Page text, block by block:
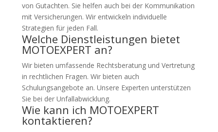
von Gutachten. Sie helfen auch bei der Kommunikation
mit Versicherungen. Wir entwickeln individuelle
Strategien für jeden Fall.
Welche Dienstleistungen bietet
MOTOEXPERT an?
Wir bieten umfassende Rechtsberatung und Vertretung
in rechtlichen Fragen. Wir bieten auch
Schulungsangebote an. Unsere Experten unterstützen
Sie bei der Unfallabwicklung.
Wie kann ich MOTOEXPERT
kontaktieren?